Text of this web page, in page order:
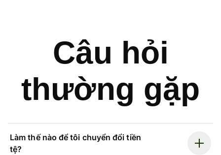
Câu hỏi
thường gặp
Làm thế nào để tôi chuyển đổi tiền
tệ?